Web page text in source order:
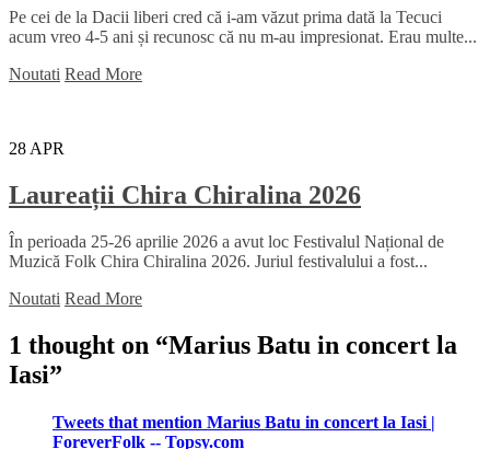
Pe cei de la Dacii liberi cred că i-am văzut prima dată la Tecuci
acum vreo 4-5 ani și recunosc că nu m-au impresionat. Erau multe...
Noutati Read More
28 APR
Laureații Chira Chiralina 2026
În perioada 25-26 aprilie 2026 a avut loc Festivalul Național de
Muzică Folk Chira Chiralina 2026. Juriul festivalului a fost...
Noutati Read More
1 thought on “Marius Batu in concert la
Iasi”
Tweets that mention Marius Batu in concert la Iasi |
ForeverFolk -- Topsy.com